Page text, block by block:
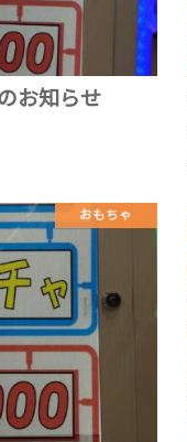
お知らせ
おもちゃ